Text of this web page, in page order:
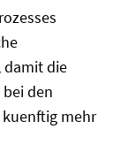
damit die
den
mehr